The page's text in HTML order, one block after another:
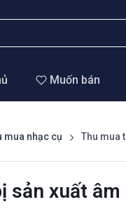
Muốn bán
mua nhạc cụ Thu mua
sản xuất